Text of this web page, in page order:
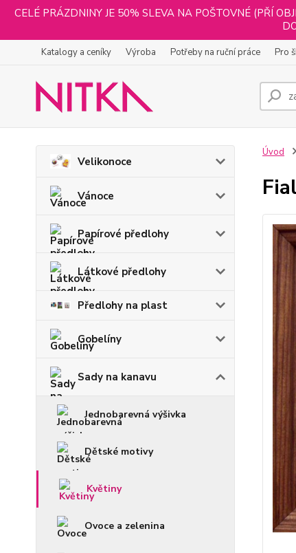
CELÉ PRÁZDNINY JE 50% SLEVA NA POŠTOVNÉ (PŘÍ
Katalogy a ceníky Výroba Potřeby na ruční práce Pro
Velikonoce
Vánoce
Papírové předlohy
Látkové předlohy
Předlohy na plast
Gobelíny
Sady na kanavu
Jednobarevná výšivka
Dětské motivy
Květiny
Ovoce a zelenina
Úvod